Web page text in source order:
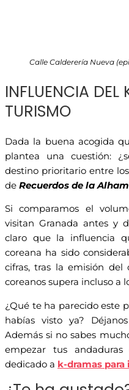
Calle Calderería Nueva
INFLUENCIA
TURISMO
Dada la buena acogida
plantea una cuestión:
destino prioritario entre
de Recuerdos de la
Si comparamos el
visitan Granada antes y
claro que la influencia
coreana ha sido
cifras, tras la emisión
coreanos supera incluso a
¿Qué te ha parecido este
habías visto ya?
Además si no sabes
empezar tus
dedicado a k-dramas